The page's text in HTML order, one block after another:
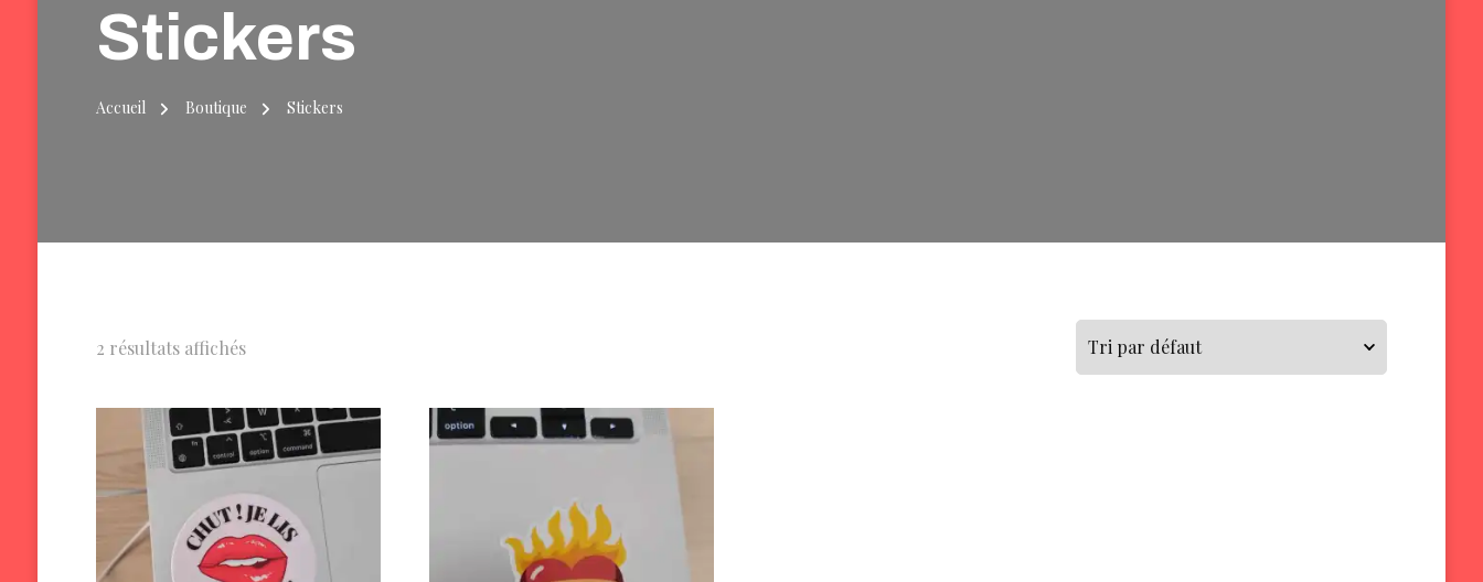
Stickers
Accueil Boutique Stickers
2 résultats affichés